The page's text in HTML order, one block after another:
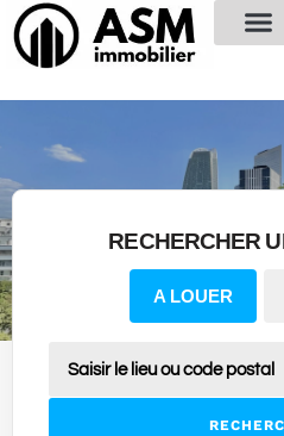
principal
RECHERCHER
A LOUER